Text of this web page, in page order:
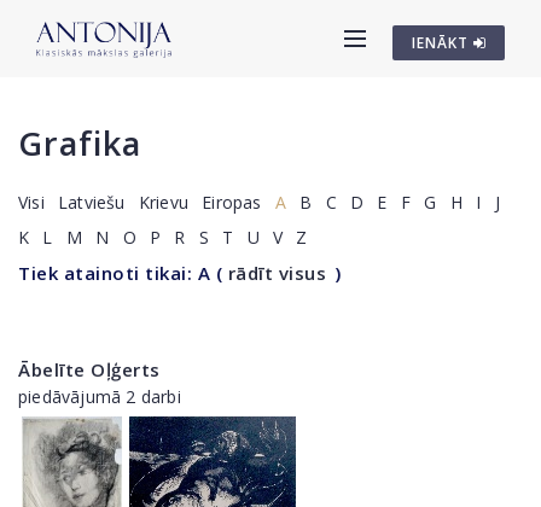
IENĀKT
Grafika
Visi Latviešu Krievu Eiropas A B C D E F G H I
J
K
L M N O P R S T U V Z
Tiek atainoti tikai: A ( rādīt visus )
Ābelīte Oļģerts
piedāvājumā 2 darbi